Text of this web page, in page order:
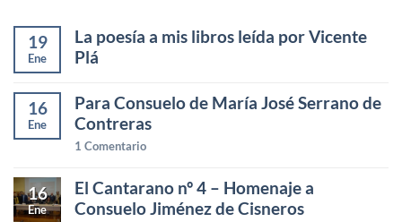
19
Ene
La poesía a mis libros leída por Vicente
Plá
16
Ene
Para Consuelo de María José Serrano de
Contreras
1 Comentario
16
Ene
El Cantarano nº 4 – Homenaje a
Consuelo Jiménez de Cisneros